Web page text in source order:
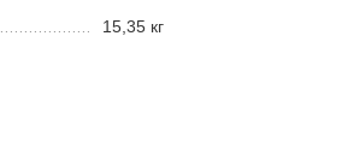
15,35 кг